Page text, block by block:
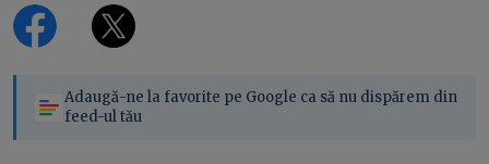
Adaugă-ne la favorite pe Google ca să nu dispărem din
feed-ul tău